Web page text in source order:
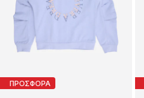
ΠΡΟΣΦΟΡΑ